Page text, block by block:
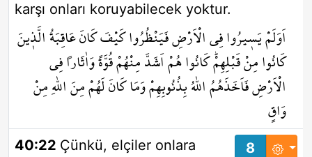
karşı onları koruyabilecek yoktur.
اَوَلَمْ يَس۪يرُوا فِي الْاَرْضِ فَيَنْظُرُوا كَيْفَ كَانَ عَاقِبَةُ الَّذ۪ينَ
كَانُوا مِنْ قَبْلِهِمْۜ كَانُوا هُمْ اَشَدَّ مِنْهُمْ قُوَّةً وَاٰثَاراً فِي
الْاَرْضِ فَاَخَذَهُمُ اللّٰهُ بِذُنُوبِهِمْ وَمَا كَانَ لَهُمْ مِنَ اللّٰهِ مِنْ
وَاقٍ
8
40:22 Çünkü, elçiler onlara